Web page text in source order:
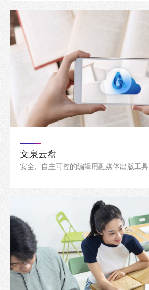
文泉云盘
安全、自主可控的编辑用融媒体出版工具